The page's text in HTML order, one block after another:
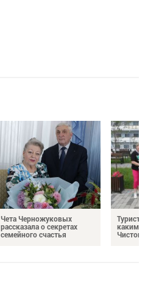
Чета Черножуковых
рассказала о секретах
семейного счастья
каким